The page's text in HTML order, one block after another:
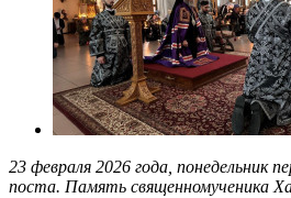
23 февраля 2026 года, понедельник
поста. Память священномученика